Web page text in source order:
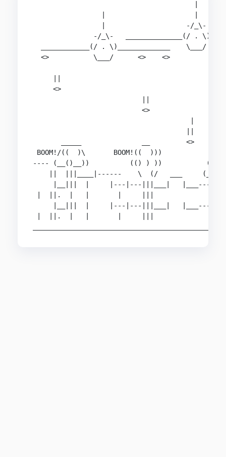
                 |                    -/_\-
-/_\-   ______________(/ .
____________(/ . \)_____________    \___/
  <>           \___/      <>    <>
     <>
                           <>
_____               __         <>
BOOM!/((  )\       BOOM!((  )))            (
---- (__()__))          (() ) ))           (
||  |||____|------    \  (/   ___     (__\
|__|||  |     |---|---|||___|   |___-----
|  ||.  |   |       |     |||
|__|||  |     |---|---|||___|   |___-----
|  ||.  |   |       |     |||